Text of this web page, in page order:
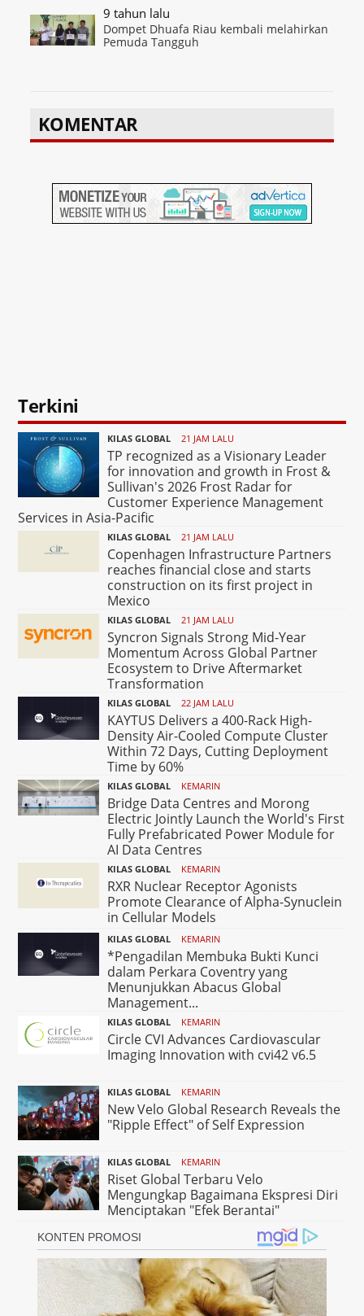
9 tahun lalu
Dompet Dhuafa Riau kembali melahirkan
Pemuda Tangguh
KOMENTAR
Terkini
KILAS GLOBAL 21 JAM LALU
TP recognized as a Visionary Leader
for innovation and growth in Frost &
Sullivan's 2026 Frost Radar for
Customer Experience Management
Services in Asia-Pacific
KILAS GLOBAL 21 JAM LALU
Copenhagen Infrastructure Partners
reaches financial close and starts
construction on its first project in
Mexico
KILAS GLOBAL 21 JAM LALU
Syncron Signals Strong Mid-Year
Momentum Across Global Partner
Ecosystem to Drive Aftermarket
Transformation
KILAS GLOBAL 22 JAM LALU
KAYTUS Delivers a 400-Rack High-
Density Air-Cooled Compute Cluster
Within 72 Days, Cutting Deployment
Time by 60%
KILAS GLOBAL KEMARIN
Bridge Data Centres and Morong
Electric Jointly Launch the World's First
Fully Prefabricated Power Module for
AI Data Centres
KILAS GLOBAL KEMARIN
RXR Nuclear Receptor Agonists
Promote Clearance of Alpha-Synuclein
in Cellular Models
KILAS GLOBAL KEMARIN
*Pengadilan Membuka Bukti Kunci
dalam Perkara Coventry yang
Menunjukkan Abacus Global
Management...
KILAS GLOBAL KEMARIN
Circle CVI Advances Cardiovascular
Imaging Innovation with cvi42 v6.5
KILAS GLOBAL KEMARIN
New Velo Global Research Reveals the
"Ripple Effect" of Self Expression
KILAS GLOBAL KEMARIN
Riset Global Terbaru Velo
Mengungkap Bagaimana Ekspresi Diri
Menciptakan "Efek Berantai"